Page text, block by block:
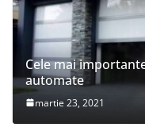
Cele mai
automate
martie 23, 2021